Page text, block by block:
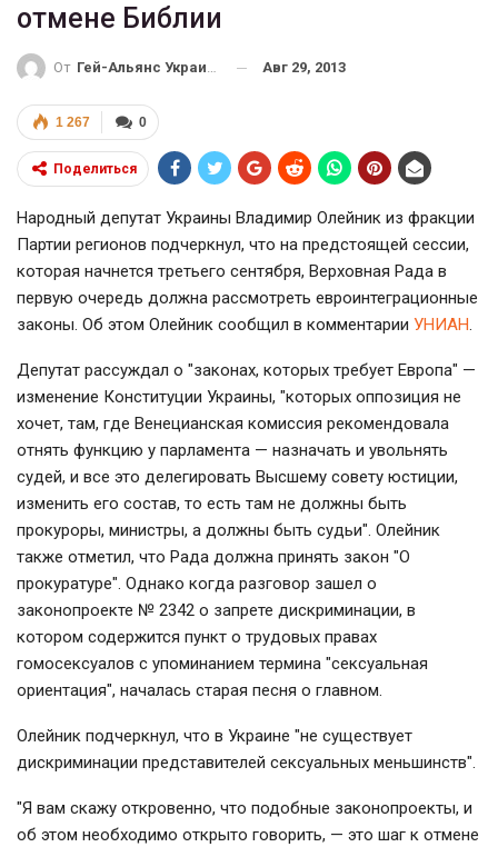
отмене Библии
От Гей-Альянс Украина Авг 29, 2013
0
1 267
Поделиться
Народный депутат Украины Владимир Олейник из фракции
Партии регионов подчеркнул, что на предстоящей сессии,
которая начнется третьего сентября, Верховная Рада в
первую очередь должна рассмотреть евроинтеграционные
законы. Об этом Олейник сообщил в комментарии УНИАН.
Депутат рассуждал о "законах, которых требует Европа" —
изменение Конституции Украины, "которых оппозиция не
хочет, там, где Венецианская комиссия рекомендовала
отнять функцию у парламента — назначать и увольнять
судей, и все это делегировать Высшему совету юстиции,
изменить его состав, то есть там не должны быть
прокуроры, министры, а должны быть судьи". Олейник
также отметил, что Рада должна принять закон "О
прокуратуре". Однако когда разговор зашел о
законопроекте № 2342 о запрете дискриминации, в
котором содержится пункт о трудовых правах
гомосексуалов с упоминанием термина "сексуальная
ориентация", началась старая песня о главном.
Олейник подчеркнул, что в Украине "не существует
дискриминации представителей сексуальных меньшинств".
"Я вам скажу откровенно, что подобные законопроекты, и
об этом необходимо открыто говорить, — это шаг к отмене